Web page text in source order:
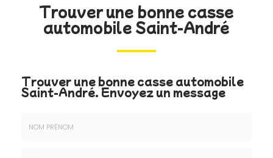
Trouver une bonne casse
automobile Saint-André
Trouver une bonne casse automobile
Saint-André. Envoyez un message